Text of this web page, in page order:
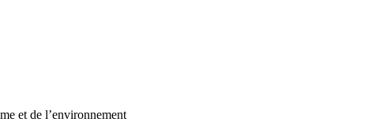
et de l’environnement